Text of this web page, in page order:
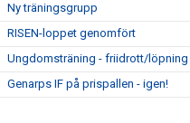
Ny träningsgrupp
RISEN-loppet genomfört
Ungdomsträning - friidrott/löpning
Genarps IF på prispallen - igen!